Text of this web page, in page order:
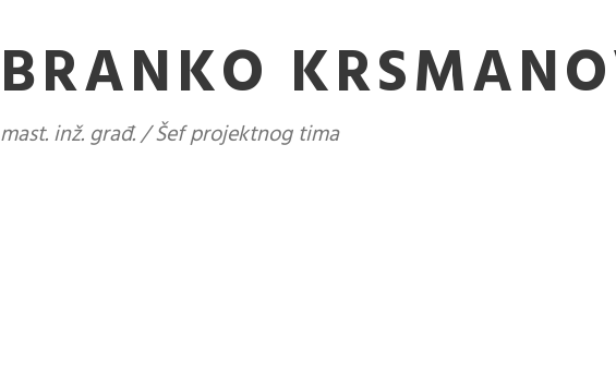
BRANKO
mast. inž. građ. / Šef projektnog tima